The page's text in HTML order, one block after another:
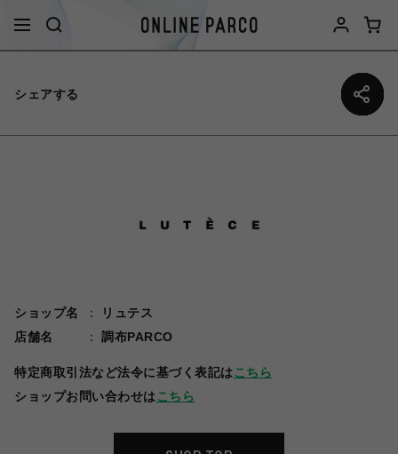
シェアする
ショップ名
リュテス
店舗名
調布PARCO
特定商取引法など法令に基づく表記はこちら
ショップお問い合わせはこちら